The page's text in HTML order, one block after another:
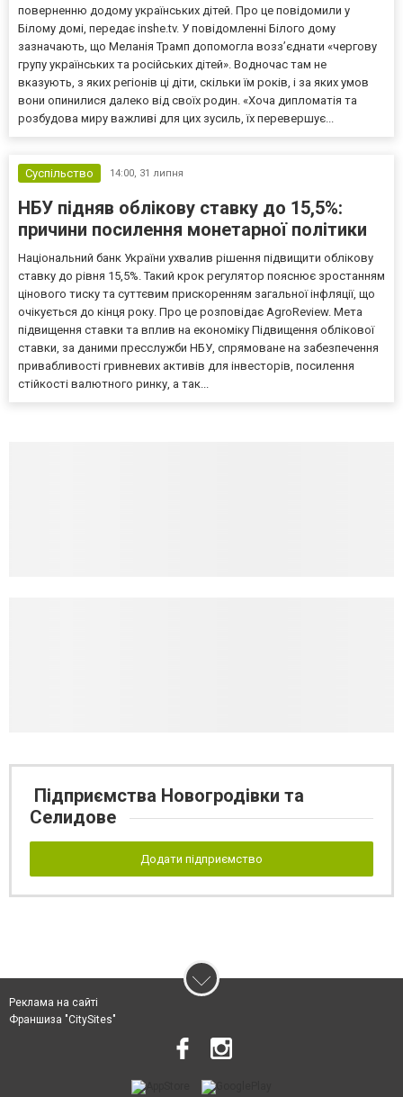
поверненню додому українських дітей. Про це повідомили у
Білому домі, передає inshe.tv. У повідомленні Білого дому
зазначають, що Меланія Трамп допомогла возз’єднати «чергову
групу українських та російських дітей». Водночас там не
вказують, з яких регіонів ці діти, скільки їм років, і за яких умов
вони опинилися далеко від своїх родин. «Хоча дипломатія та
розбудова миру важливі для цих зусиль, їх перевершує...
Суспільство 14:00, 31 липня
НБУ підняв облікову ставку до 15,5%:
причини посилення монетарної політики
Національний банк України ухвалив рішення підвищити облікову
ставку до рівня 15,5%. Такий крок регулятор пояснює зростанням
цінового тиску та суттєвим прискоренням загальної інфляції, що
очікується до кінця року. Про це розповідає AgroReview. Мета
підвищення ставки та вплив на економіку Підвищення облікової
ставки, за даними пресслужби НБУ, спрямоване на забезпечення
привабливості гривневих активів для інвесторів, посилення
стійкості валютного ринку, а так...
Підприємства Новогродівки та
Селидове
Додати підприємство
Реклама на сайті
Франшиза "CitySites"